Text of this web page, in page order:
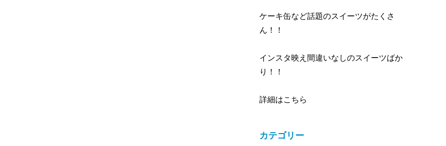
ケーキ缶など話題のスイーツがたくさ
ん！！
インスタ映え間違いなしのスイーツばか
り！！
詳細はこちら
カテゴリー